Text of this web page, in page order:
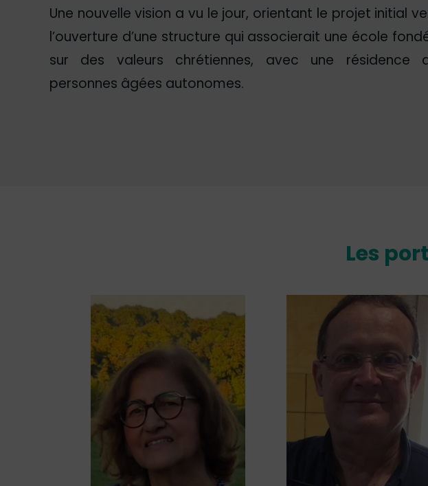
Une nouvelle vision a vu le jour, orientant le projet initial
l’ouverture d’une structure qui associerait une école
sur des valeurs chrétiennes, avec une résidence
personnes âgées autonomes.
Les